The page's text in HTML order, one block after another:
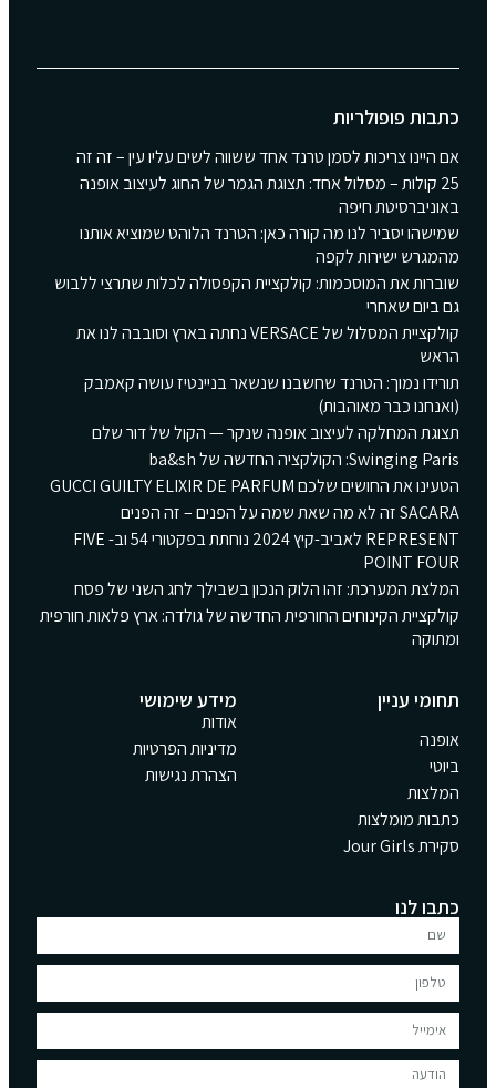
כתבות פופולריות
אם היינו צריכות לסמן טרנד אחד ששווה לשים עליו עין – זה זה
25 קולות – מסלול אחד: תצוגת הגמר של החוג לעיצוב אופנה
באוניברסיטת חיפה
שמישהו יסביר לנו מה קורה כאן: הטרנד הלוהט שמוציא אותנו
מהמגרש ישירות לקפה
שוברות את המוסכמות: קולקציית הקפסולה לכלות שתרצי ללבוש
גם ביום שאחרי
קולקציית המסלול של VERSACE נחתה בארץ וסובבה לנו את
הראש
תורידו נמוך: הטרנד שחשבנו שנשאר בניינטיז עושה קאמבק
(ואנחנו כבר מאוהבות)
תצוגת המחלקה לעיצוב אופנה שנקר — הקול של דור שלם
Swinging Paris: הקולקציה החדשה של ba&sh
הטעינו את החושים שלכם GUCCI GUILTY ELIXIR DE PARFUM
SACARA זה לא מה שאת שמה על הפנים – זה הפנים
REPRESENT לאביב-קיץ 2024 נוחתת בפקטורי 54 וב- FIVE
POINT FOUR
המלצת המערכת: זהו הלוק הנכון בשבילך לחג השני של פסח
קולקציית הקינוחים החורפית החדשה של גולדה: ארץ פלאות חורפית
ומתוקה
תחומי עניין
אופנה
ביוטי
המלצות
כתבות מומלצות
סקירת Jour Girls
מידע שימושי
אודות
מדיניות הפרטיות
הצהרת נגישות
כתבו לנו